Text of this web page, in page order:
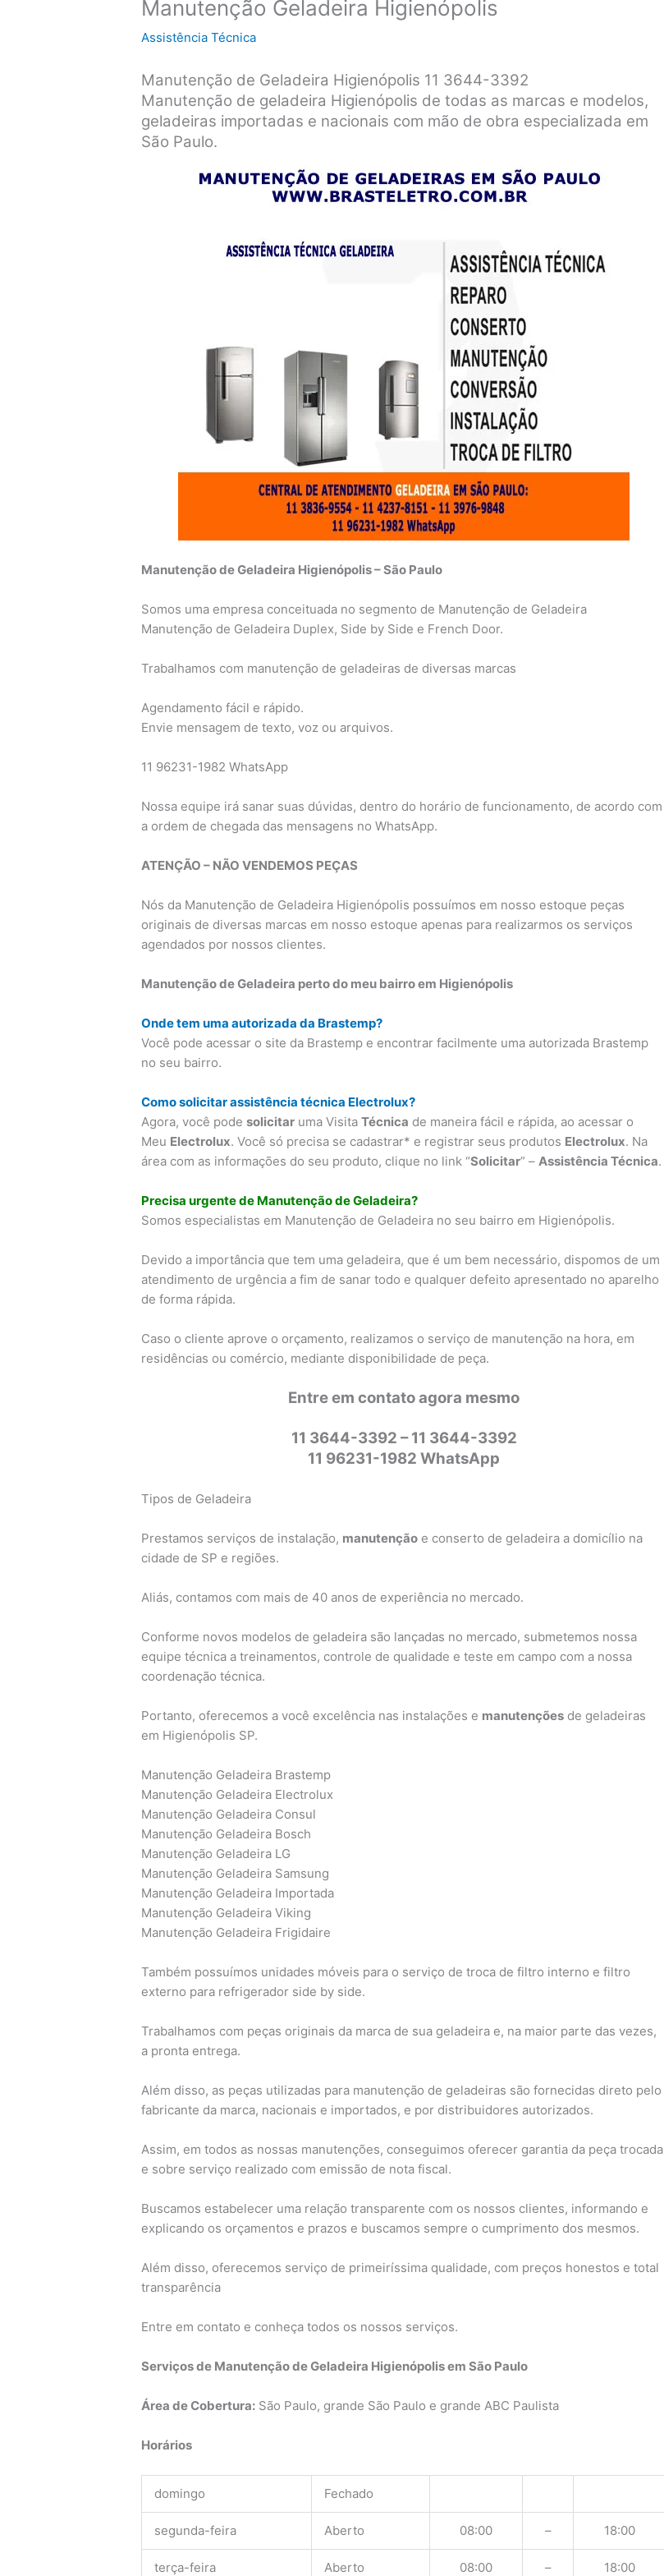
Manutenção Geladeira Higienópolis
Assistência Técnica
Manutenção de Geladeira Higienópolis 11 3644-3392
Manutenção de geladeira Higienópolis de todas as marcas e modelos,
geladeiras importadas e nacionais com mão de obra especializada em
São Paulo.
Manutenção de Geladeira Higienópolis – São Paulo
Somos uma empresa conceituada no segmento de Manutenção de Geladeira
Manutenção de Geladeira Duplex, Side by Side e French Door.
Trabalhamos com manutenção de geladeiras de diversas marcas
Agendamento fácil e rápido.
Envie mensagem de texto, voz ou arquivos.
11 96231-1982 WhatsApp
Nossa equipe irá sanar suas dúvidas, dentro do horário de funcionamento, de acordo com
a ordem de chegada das mensagens no WhatsApp.
ATENÇÃO – NÃO VENDEMOS PEÇAS
Nós da Manutenção de Geladeira Higienópolis possuímos em nosso estoque peças
originais de diversas marcas em nosso estoque apenas para realizarmos os serviços
agendados por nossos clientes.
Manutenção de Geladeira perto do meu bairro em Higienópolis
Onde tem uma autorizada da Brastemp?
Você pode acessar o site da Brastemp e encontrar facilmente uma autorizada Brastemp
no seu bairro.
Como solicitar assistência técnica Electrolux?
Agora, você podesolicitar uma VisitaTécnica de maneira fácil e rápida, ao acessar o
Meu Electrolux. Você só precisa se cadastrar* e registrar seus produtos Electrolux. Na
área com as informações do seu produto, clique no link “Solicitar” –Assistência Técnica.
Precisa urgente de Manutenção de Geladeira?
Somos especialistas em Manutenção de Geladeira no seu bairro em Higienópolis.
Devido a importância que tem uma geladeira, que é um bem necessário, dispomos de um
atendimento de urgência a fim de sanar todo e qualquer defeito apresentado no aparelho
de forma rápida.
Caso o cliente aprove o orçamento, realizamos o serviço de manutenção na hora, em
residências ou comércio, mediante disponibilidade de peça.
Entre em contato agora mesmo
11 3644-3392 – 11 3644-3392
11 96231-1982 WhatsApp
Tipos de Geladeira
Prestamos serviços de instalação, manutenção e conserto de geladeira a domicílio na
cidade de SP e regiões.
Aliás, contamos com mais de 40 anos de experiência no mercado.
Conforme novos modelos de geladeira são lançadas no mercado, submetemos nossa
equipe técnica a treinamentos, controle de qualidade e teste em campo com a nossa
coordenação técnica.
Portanto, oferecemos a você excelência nas instalações e manutenções de geladeiras
em Higienópolis SP.
Manutenção Geladeira Brastemp
Manutenção Geladeira Electrolux
Manutenção Geladeira Consul
Manutenção Geladeira Bosch
Manutenção Geladeira LG
Manutenção Geladeira Samsung
Manutenção Geladeira Importada
Manutenção Geladeira Viking
Manutenção Geladeira Frigidaire
Também possuímos unidades móveis para o serviço de troca de filtro interno e filtro
externo para refrigerador side by side.
Trabalhamos com peças originais da marca de sua geladeira e, na maior parte das vezes,
a pronta entrega.
Além disso, as peças utilizadas para manutenção de geladeiras são fornecidas direto pelo
fabricante da marca, nacionais e importados, e por distribuidores autorizados.
Assim, em todos as nossas manutenções, conseguimos oferecer garantia da peça trocada
e sobre serviço realizado com emissão de nota fiscal.
Buscamos estabelecer uma relação transparente com os nossos clientes, informando e
explicando os orçamentos e prazos e buscamos sempre o cumprimento dos mesmos.
Além disso, oferecemos serviço de primeiríssima qualidade, com preços honestos e total
transparência
Entre em contato e conheça todos os nossos serviços.
Serviços de Manutenção de Geladeira Higienópolis em São Paulo
Área de Cobertura: São Paulo, grande São Paulo e grande ABC Paulista
Horários
domingo Fechado
segunda-feira Aberto 08:00 – 18:00
terça-feira Aberto 08:00 – 18:00